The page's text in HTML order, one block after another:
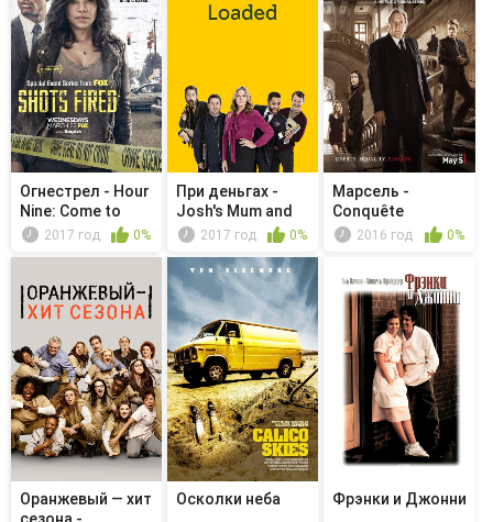
Огнестрел - Hour
Nine: Come to
Jesus2017 год 0%
При деньгах -
Josh's Mum and
Dad2017 год 0%
Марсель -
Conquête
2016 год 0%
Оранжевый — хит
Осколки неба Фрэнки и Джонни